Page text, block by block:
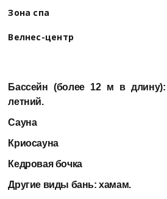
Зона спа
Велнес-центр
Бассейн (более 12 м в длину):
летний.
Сауна
Криосауна
Кедровая бочка
Другие виды бань:хамам.